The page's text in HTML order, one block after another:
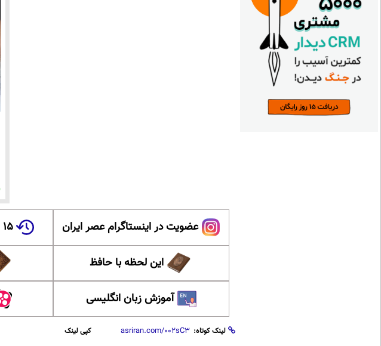
عضویت در اینستاگرام عصر ایران ۱۵ سال پیش در چنین روزی
این لحظه با حافظ
آموزش زبان انگلیسی
لینک کوتاه: کپی لینک